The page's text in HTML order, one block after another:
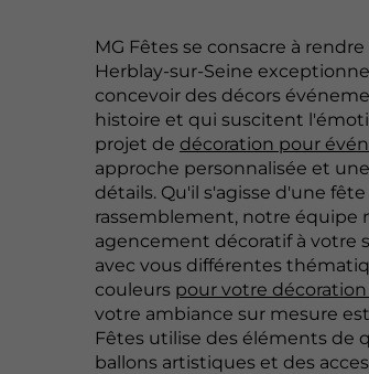
MG Fêtes se consacre à
Herblay-sur-Seine
concevoir des décors
histoire et qui suscitent
projet de décoration pour
approche personnalisée et
détails. Qu'il s'agisse d'une
rassemblement, notre équipe
agencement décoratif à votre
avec vous différentes
couleurs pour votre
votre ambiance sur mesure
Fêtes utilise des éléments de
ballons artistiques et des